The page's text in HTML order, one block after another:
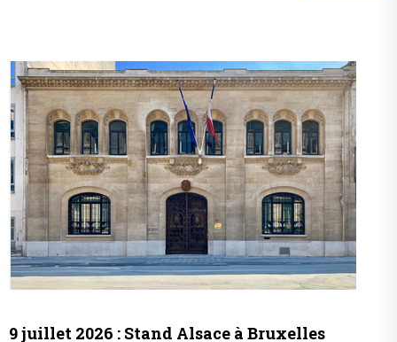
9 juillet 2026 : Stand Alsace à Bruxelles